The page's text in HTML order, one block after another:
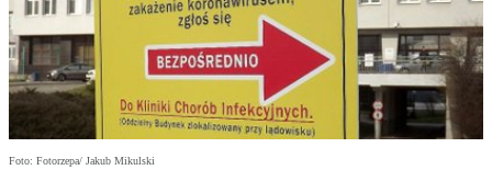
Foto: Fotorzepa/ Jakub Mikulski